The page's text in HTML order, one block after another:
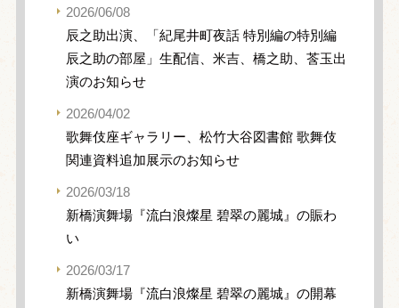
2026/06/08
辰之助出演、「紀尾井町夜話 特別編の特別編
辰之助の部屋」生配信、米吉、橋之助、莟玉出
演のお知らせ
2026/04/02
歌舞伎座ギャラリー、松竹大谷図書館 歌舞伎
関連資料追加展示のお知らせ
2026/03/18
新橋演舞場『流白浪燦星 碧翠の麗城』の賑わ
い
2026/03/17
新橋演舞場『流白浪燦星 碧翠の麗城』の開幕